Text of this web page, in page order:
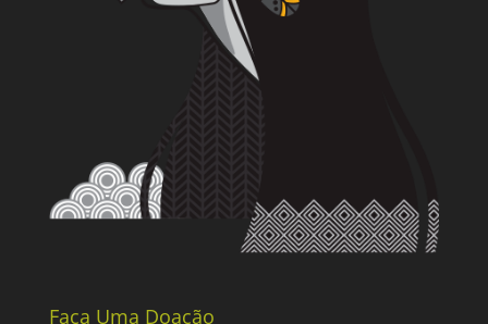
Faça Uma Doação